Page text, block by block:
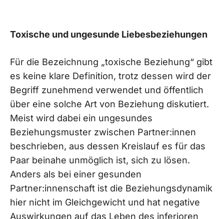
Toxische und ungesunde Liebesbeziehungen
Für die Bezeichnung „toxische Beziehung“ gibt
es keine klare Definition, trotz dessen wird der
Begriff zunehmend verwendet und öffentlich
über eine solche Art von Beziehung diskutiert.
Meist wird dabei ein ungesundes
Beziehungsmuster zwischen Partner:innen
beschrieben, aus dessen Kreislauf es für das
Paar beinahe unmöglich ist, sich zu lösen.
Anders als bei einer gesunden
Partner:innenschaft ist die Beziehungsdynamik
hier nicht im Gleichgewicht und hat negative
Auswirkungen auf das Leben des inferioren